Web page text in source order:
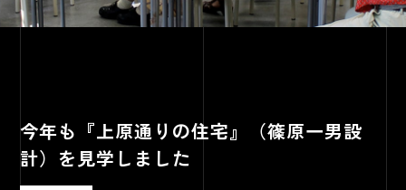
今年も『上原通りの住宅』（篠原一男設
計）を見学しました